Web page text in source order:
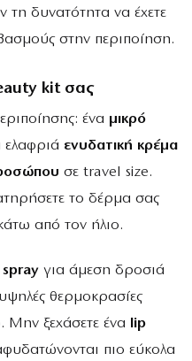
τη δυνατότητα να έχετε
στην περιποίηση.
kit σας
ένα μικρό
ελαφριά ενυδατική κρέμα
σε travel size.
το δέρμα σας
από τον ήλιο.
για άμεση δροσιά
θερμοκρασίες
Μην ξεχάσετε ένα
lip
πιο εύκολα